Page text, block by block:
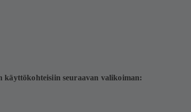
käyttökohteisiin seuraavan valikoiman: